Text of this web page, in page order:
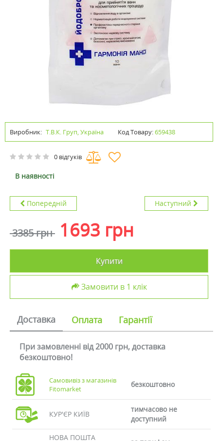
Виробник: Т.В.К. Груп, Україна Код Товару:659438
0 відгуків
В наявності
Попередній Наступний
3385 грн 1693 грн
Купити
Замовити в 1 клік
Доставка Оплата Гарантії
При замовленні від 2000 грн, доставка
безкоштовно!
Самовивіз з магазинів
Fitomarket
безкоштовно
КУР'ЄР КИЇВ
тимчасово не
доступний
НОВА ПОШТА